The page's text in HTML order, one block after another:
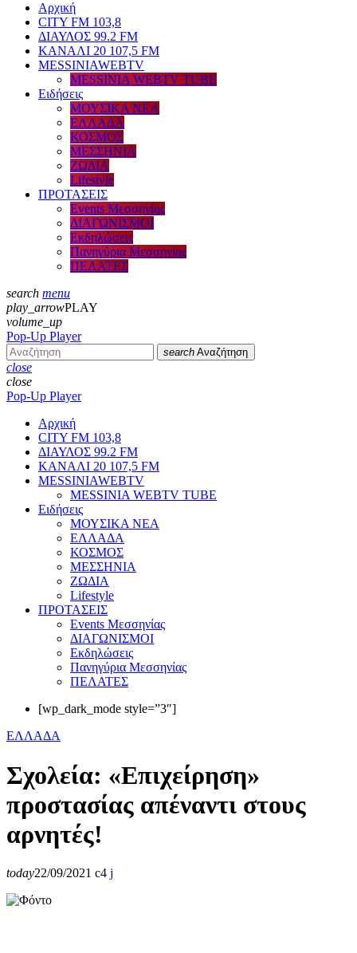
Αρχική
CITY FM 103,8
ΔΙΑΥΛΟΣ 99.2 FM
ΚΑΝΑΛΙ 20 107,5 FM
MESSINIAWEBTV
MESSINIA WEBTV TUBE
Eιδήσεις
ΜΟΥΣΙΚΑ ΝΕΑ
ΕΛΛΑΔΑ
ΚΟΣΜΟΣ
ΜΕΣΣΗΝΙΑ
ΖΩΔΙΑ
Lifestyle
ΠΡΟΤΑΣΕΙΣ
Events Μεσσηνίας
ΔΙΑΓΩΝΙΣΜΟΙ
Εκδηλώσεις
Πανηγύρια Μεσσηνίας
ΠΕΛΑΤΕΣ
search menu
play_arrowPLAY
volume_up
Pop-Up Player
search Αναζήτηση
close
close
Pop-Up Player
Αρχική
CITY FM 103,8
ΔΙΑΥΛΟΣ 99.2 FM
ΚΑΝΑΛΙ 20 107,5 FM
MESSINIAWEBTV
MESSINIA WEBTV TUBE
Eιδήσεις
ΜΟΥΣΙΚΑ ΝΕΑ
ΕΛΛΑΔΑ
ΚΟΣΜΟΣ
ΜΕΣΣΗΝΙΑ
ΖΩΔΙΑ
Lifestyle
ΠΡΟΤΑΣΕΙΣ
Events Μεσσηνίας
ΔΙΑΓΩΝΙΣΜΟΙ
Εκδηλώσεις
Πανηγύρια Μεσσηνίας
ΠΕΛΑΤΕΣ
[wp_dark_mode style=”3″]
ΕΛΛΑΔΑ
Σχολεία: «Επιχείρηση»
προστασίας απέναντι στους
αρνητές!
today22/09/2021 4